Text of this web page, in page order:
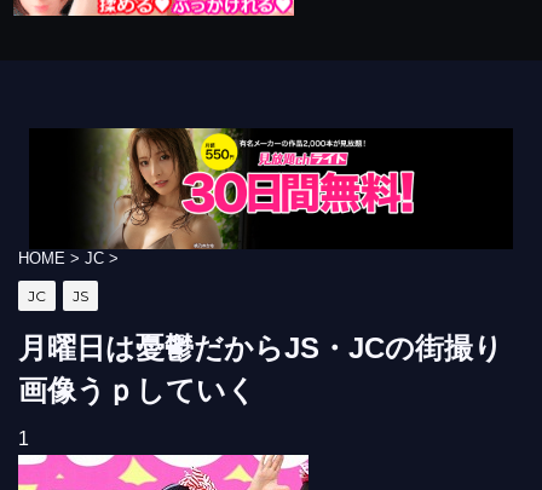
HOME > JC >
JC JS
月曜日は憂鬱だからJS・JCの街撮り
画像うｐしていく
1